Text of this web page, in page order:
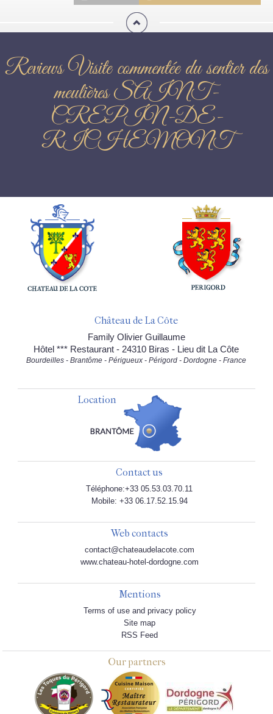
Reviews Visite commentée du sentier des
meulières SAINT-
CREPIN-DE-
RICHEMONT
Château de La Côte
Family Olivier Guillaume
Hôtel *** Restaurant - 24310 Biras - Lieu dit La Côte
Bourdeilles - Brantôme - Périgueux - Périgord - Dordogne - France
Location
Contact us
Téléphone:+33 05.53.03.70.11
Mobile: +33 06.17.52.15.94
Web contacts
contact@chateaudelacote.com
www.chateau-hotel-dordogne.com
Mentions
Terms of use and privacy policy
Site map
RSS Feed
Our partners